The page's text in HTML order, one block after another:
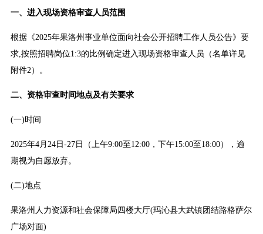
一、进入现场资格审查人员范围
根据《2025年果洛州事业单位面向社会公开招聘工作人员公告》要
求,按照招聘岗位1:3的比例确定进入现场资格审查人员（名单详见
附件2）。
二、资格审查时间地点及有关要求
(一)时间
2025年4月24日-27日（上午9:00至12:00，下午15:00至18:00），逾
期视为自愿放弃。
(二)地点
果洛州人力资源和社会保障局四楼大厅(玛沁县大武镇团结路格萨尔
广场对面)